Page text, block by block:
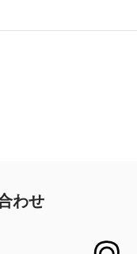
わせ